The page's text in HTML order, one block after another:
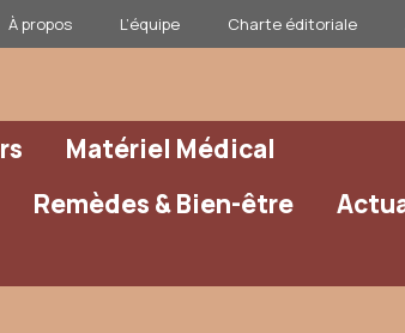
À propos L’équipe Charte éditoriale
Matériel Médical
Remèdes & Bien-être